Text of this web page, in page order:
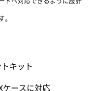
。
キット
ケースに対応